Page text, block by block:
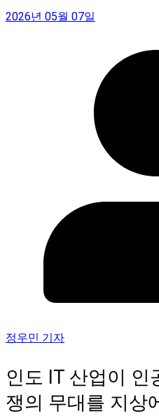
2026년 05월 07일
정우민 기자
인도 IT 산업이 인
쟁의 무대를 지상